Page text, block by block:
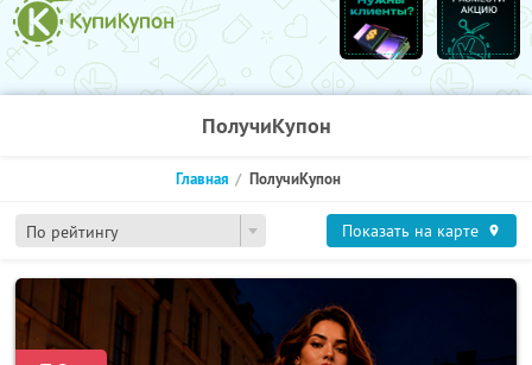
ПолучиКупон
По рейтингу
Главная ПолучиКупон
Показать на карте